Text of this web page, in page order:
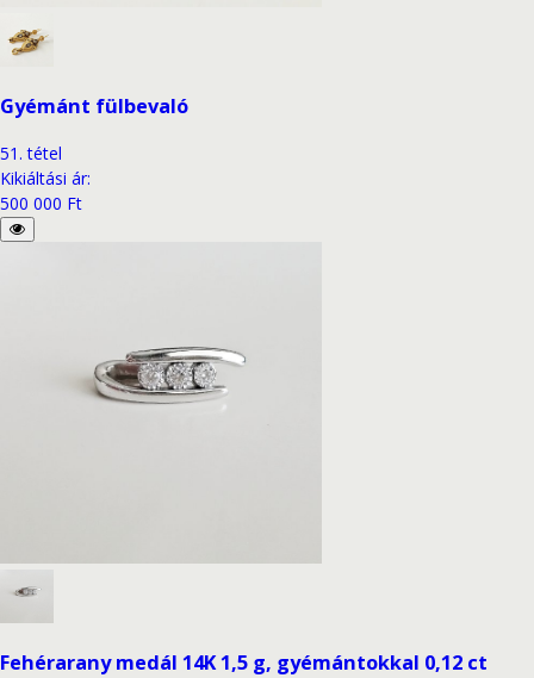
Gyémánt fülbevaló
51 . tétel
Kikiáltási ár:
500 000 Ft
Fehérarany medál 14K 1,5 g, gyémántokkal 0,12 ct